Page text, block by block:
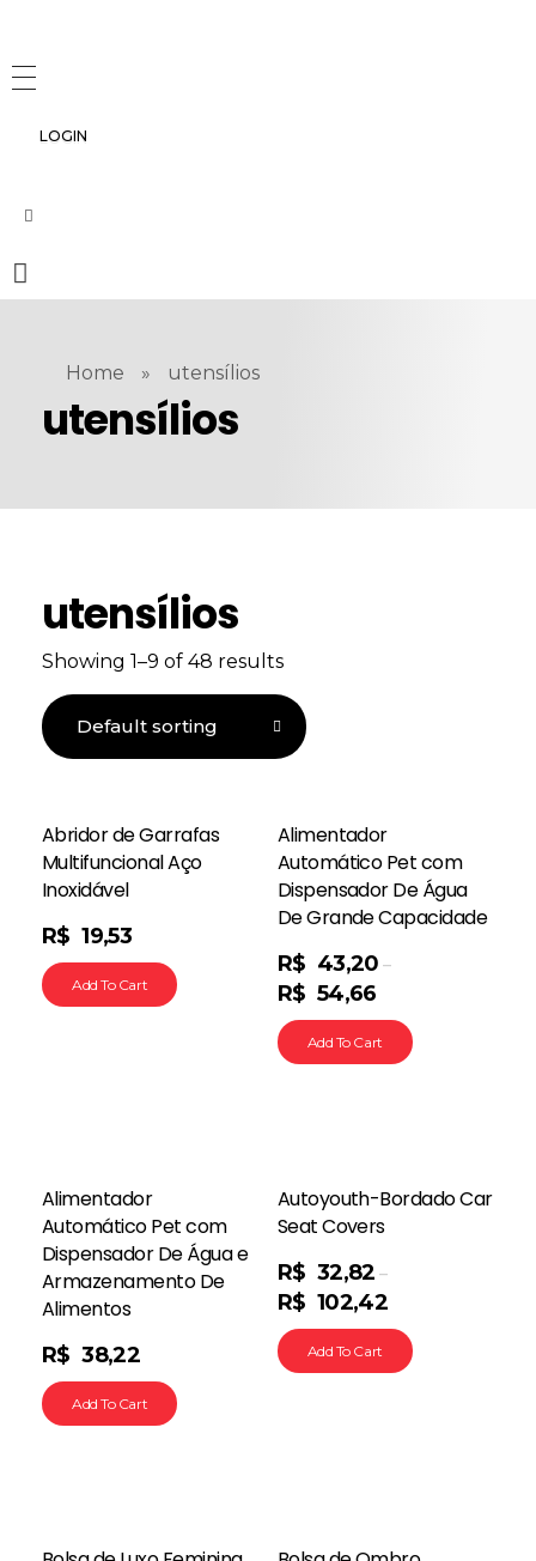
LOGIN
Home » utensílios
utensílios
utensílios
Showing 1–9 of 48 results
Abridor de Garrafas
Multifuncional Aço
Inoxidável
R$ 19,53
Add To Cart
Alimentador
Automático Pet com
Dispensador De Água
De Grande Capacidade
R$ 43,20 –
R$ 54,66
Add To Cart
Alimentador
Automático Pet com
Dispensador De Água e
Armazenamento De
Alimentos
R$ 38,22
Add To Cart
Autoyouth-Bordado Car
Seat Covers
R$ 32,82 –
R$ 102,42
Add To Cart